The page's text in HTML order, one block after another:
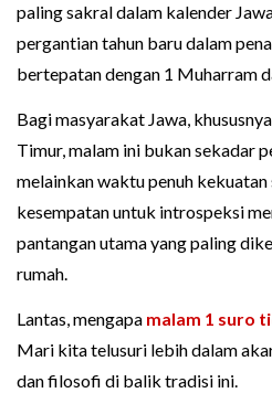
paling sakral dalam kalender
pergantian tahun baru dalam
bertepatan dengan 1 Muharram
Bagi masyarakat Jawa,
Timur, malam ini bukan sekadar
melainkan waktu penuh
kesempatan untuk introspeksi
pantangan utama yang paling
rumah.
Lantas, mengapa malam 1 suro
Mari kita telusuri lebih dalam
dan filosofi di balik tradisi ini.